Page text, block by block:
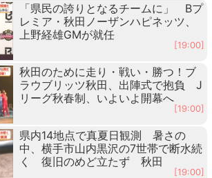
「県民の誇りとなるチームに」 Bプ
レミア・秋田ノーザンハピネッツ、
上野経雄GMが就任
[19:00]
秋田のために走り・戦い・勝つ！ブ
ラウブリッツ秋田、出陣式で抱負 J
リーグ秋春制、いよいよ開幕へ
[19:00]
県内14地点で真夏日観測 暑さの
中、横手市山内黒沢の7世帯で断水続
く 復旧のめど立たず 秋田
[19:00]